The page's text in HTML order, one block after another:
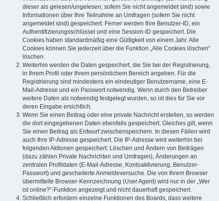
dieser als gelesen/ungelesen; sofern Sie nicht angemeldet sind) sowie
Informationen über Ihre Teilnahme an Umfragen (sofern Sie nicht
angemeldet sind) gespeichert. Ferner werden Ihre Benutzer-ID, ein
Authentifizierungsschlüssel und eine Session-ID gespeichert. Die
Cookies haben standardmäßig eine Gültigkeit von einem Jahr. Alle
Cookies können Sie jederzeit über die Funktion „Alle Cookies löschen“
löschen.
Weiterhin werden die Daten gespeichert, die Sie bei der Registrierung,
in Ihrem Profil oder Ihrem persönlichem Bereich angeben. Für die
Registrierung sind mindestens ein eindeutiger Benutzername, eine E-
Mail-Adresse und ein Passwort notwendig. Wenn durch den Betreiber
weitere Daten als notwendig festgelegt wurden, so ist dies für Sie vor
deren Eingabe ersichtlich.
Wenn Sie einen Beitrag oder eine private Nachricht erstellen, so werden
die dort eingegebenen Daten ebenfalls gespeichert. Gleiches gilt, wenn
Sie einen Beitrag als Entwurf zwischenspeichern. In diesen Fällen wird
auch Ihre IP-Adresse gespeichert. Die IP-Adresse wird weiterhin bei
folgenden Aktionen gespeichert: Löschen und Ändern von Beiträgen
(dazu zählen Private Nachrichten und Umfragen), Änderungen an
zentralen Profildaten (E-Mail-Adresse, Kontoaktivierung, Benutzer-
Passwort) und gescheiterte Anmeldeversuche. Die von Ihrem Browser
übermittelte Browser-Kennzeichnung (User Agent) wird nur in der „Wer
ist online?“-Funktion angezeigt und nicht dauerhaft gespeichert.
Schließlich erfordern einzelne Funktionen des Boards, dass weitere